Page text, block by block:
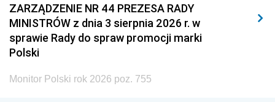
2011 2010 2009
2008 2007 2006
2005
ZARZĄDZENIE NR 44 PREZESA RADY
MINISTRÓW z dnia 3 sierpnia 2026 r. w
sprawie Rady do spraw promocji marki
Polski
Monitor Polski rok 2026 poz. 755